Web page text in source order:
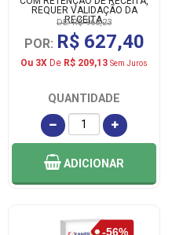
REQUER VALIDAÇÃO DA
RECEITA.
DE: R$ 965,23
POR: R$ 627,40
Ou 3X De R$ 209,13 Sem Juros
QUANTIDADE
ADICIONAR